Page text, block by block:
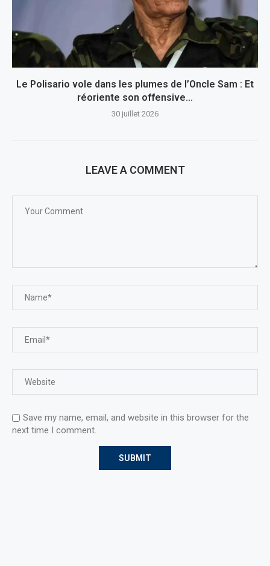
Le Polisario vole dans les plumes de l’Oncle Sam : Et
réoriente son offensive...
30 juillet 2026
LEAVE A COMMENT
Save my name, email, and website in this browser for the
next time I comment.